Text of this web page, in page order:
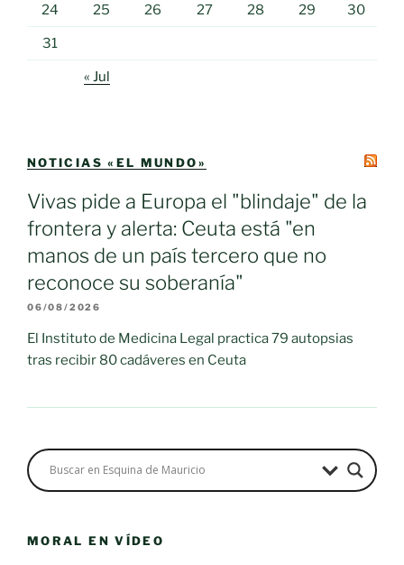
24 25 26 27 28 29 30
31
« Jul
NOTICIAS «EL MUNDO»
Vivas pide a Europa el "blindaje" de la
frontera y alerta: Ceuta está "en
manos de un país tercero que no
reconoce su soberanía"
06/08/2026
El Instituto de Medicina Legal practica 79 autopsias
tras recibir 80 cadáveres en Ceuta
MORAL EN VÍDEO